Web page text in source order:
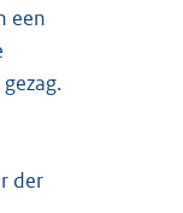
een
der